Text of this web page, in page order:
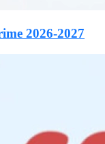
2026-2027